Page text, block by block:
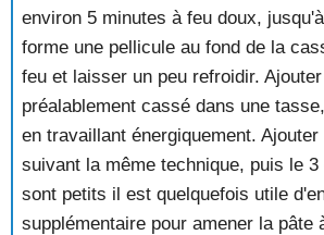
environ 5 minutes à feu doux,
forme une pellicule au fond de la
feu et laisser un peu refroidir.
préalablement cassé dans une
en travaillant énergiquement.
suivant la même technique, puis le
sont petits il est quelquefois utile
supplémentaire pour amener la pâte